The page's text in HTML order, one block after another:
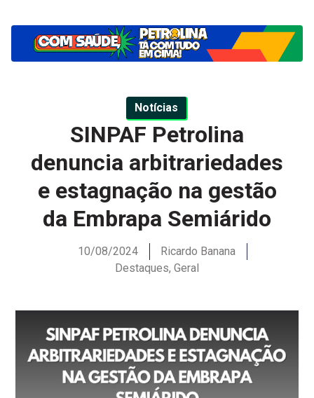
Notícias
SINPAF Petrolina
denuncia arbitrariedades
e estagnação na gestão
da Embrapa Semiárido
10/08/2024
Ricardo Banana
Destaques, Geral